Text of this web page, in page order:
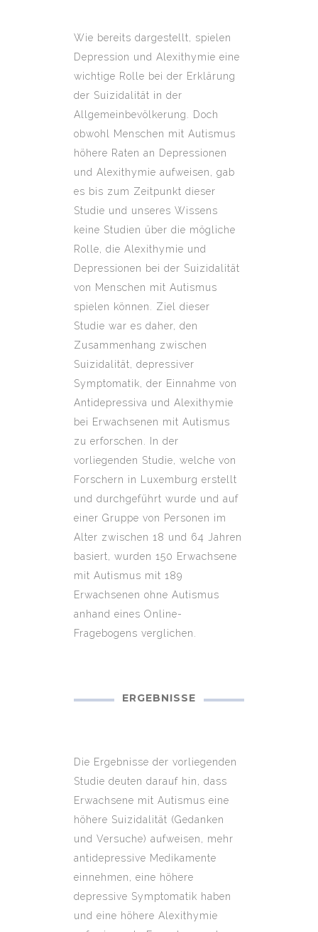
Wie bereits dargestellt, spielen
Depression und Alexithymie eine
wichtige Rolle bei der Erklärung
der Suizidalität in der
Allgemeinbevölkerung. Doch
obwohl Menschen mit Autismus
höhere Raten an Depressionen
und Alexithymie aufweisen, gab
es bis zum Zeitpunkt dieser
Studie und unseres Wissens
keine Studien über die mögliche
Rolle, die Alexithymie und
Depressionen bei der Suizidalität
von Menschen mit Autismus
spielen können. Ziel dieser
Studie war es daher, den
Zusammenhang zwischen
Suizidalität, depressiver
Symptomatik, der Einnahme von
Antidepressiva und Alexithymie
bei Erwachsenen mit Autismus
zu erforschen. In der
vorliegenden Studie, welche von
Forschern in Luxemburg erstellt
und durchgeführt wurde und auf
einer Gruppe von Personen im
Alter zwischen 18 und 64 Jahren
basiert, wurden 150 Erwachsene
mit Autismus mit 189
Erwachsenen ohne Autismus
anhand eines Online-
Fragebogens verglichen.
ERGEBNISSE
Die Ergebnisse der vorliegenden
Studie deuten darauf hin, dass
Erwachsene mit Autismus eine
höhere Suizidalität (Gedanken
und Versuche) aufweisen, mehr
antidepressive Medikamente
einnehmen, eine höhere
depressive Symptomatik haben
und eine höhere Alexithymie